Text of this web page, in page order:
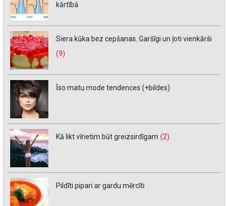
kārtībā
Siera kūka bez cepšanas. Garšīgi un ļoti vienkārši
(9)
Īso matu mode tendences (+bildes)
Kā likt vīrietim būt greizsirdīgam (2)
Pildīti pipari ar gardu mērcīti